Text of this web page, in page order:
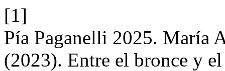
[1]
Pía Paganelli 2025. María
(2023). Entre el bronce y